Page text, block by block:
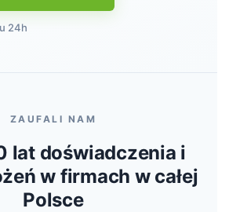
24h
ZAUFALI NAM
lat doświadczenia i
w firmach w całej
Polsce